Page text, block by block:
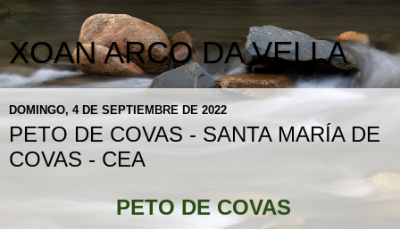
XOAN ARCO DA VELLA
DOMINGO, 4 DE SEPTIEMBRE DE 2022
PETO DE COVAS - SANTA MARÍA DE
COVAS - CEA
PETO DE COVAS